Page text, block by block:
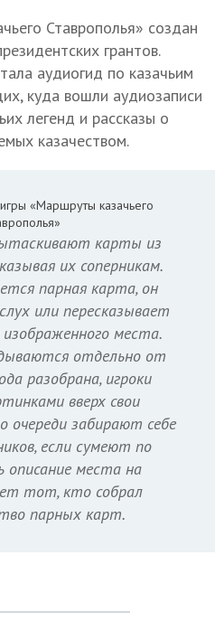
Ставрополья» создан
грантов.
аудиогид по казачьим
куда вошли аудиозаписи
легенд и рассказы о
казачеством.
«Маршруты казачьего
карты из
их соперникам.
парная карта, он
или пересказывает
места.
отдельно от
разобрана, игроки
вверх свои
очереди забирают себе
если сумеют по
описание места на
тот, кто собрал
парных карт.